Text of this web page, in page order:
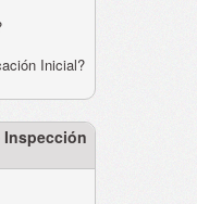
Inicial?
Inspección